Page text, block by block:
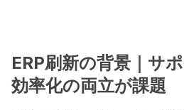
ERP刷新の背景｜サ
効率化の両立が課題